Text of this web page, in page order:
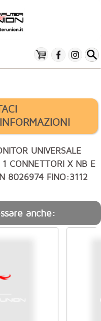
UNIVERSALE
CONNETTORI X NB E
8026974 FINO:3112
anche: